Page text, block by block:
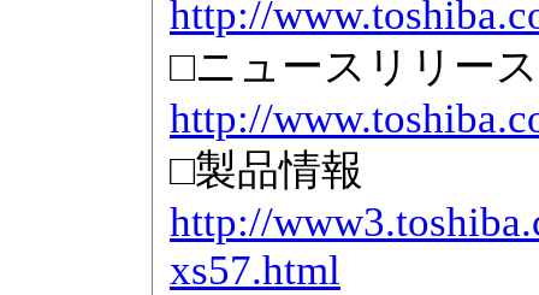
http://
□ニュースリリース
http://
□製品情報
http://
xs57.html